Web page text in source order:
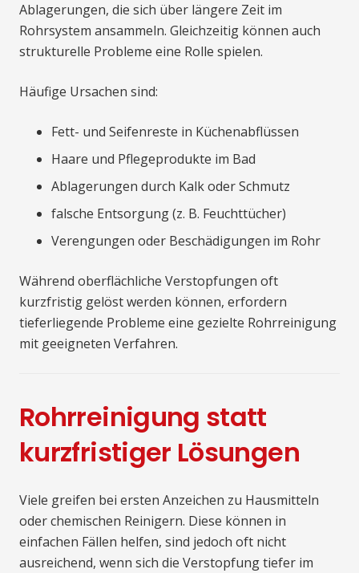
Ablagerungen, die sich über längere Zeit im
Rohrsystem ansammeln. Gleichzeitig können auch
strukturelle Probleme eine Rolle spielen.
Häufige Ursachen sind:
Fett- und Seifenreste in Küchenabflüssen
Haare und Pflegeprodukte im Bad
Ablagerungen durch Kalk oder Schmutz
falsche Entsorgung (z. B. Feuchttücher)
Verengungen oder Beschädigungen im Rohr
Während oberflächliche Verstopfungen oft
kurzfristig gelöst werden können, erfordern
tieferliegende Probleme eine gezielte Rohrreinigung
mit geeigneten Verfahren.
Rohrreinigung statt
kurzfristiger Lösungen
Viele greifen bei ersten Anzeichen zu Hausmitteln
oder chemischen Reinigern. Diese können in
einfachen Fällen helfen, sind jedoch oft nicht
ausreichend, wenn sich die Verstopfung tiefer im